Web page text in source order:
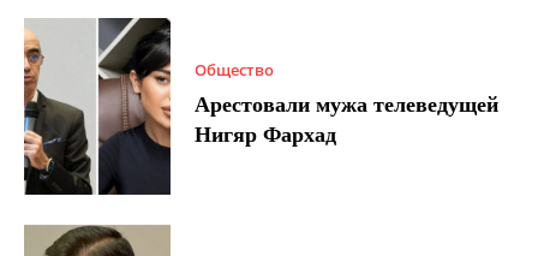
Общество
Арестовали мужа телеведущей
Нигяр Фархад